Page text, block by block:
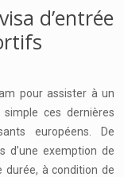
d’entrée
pour assister à un
ces dernières
européens. De
d’une exemption de
durée, à condition de